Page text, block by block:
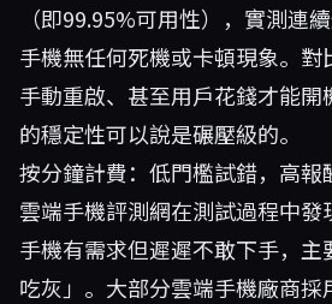
（即99.95%可用性），實測連
手機無任何死機或卡頓現象。
手動重啟、甚至用戶花錢才能
的穩定性可以說是碾壓級的。
按分鐘計費：低門檻試錯，高報
雲端手機評測網在測試過程中
手機有需求但遲遲不敢下手，主
吃灰」。大部分雲端手機廠商採